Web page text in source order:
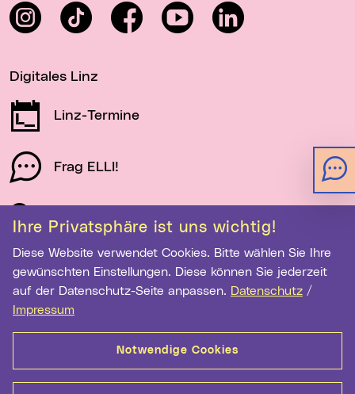
Ihre Privatsphäre ist uns wichtig!
Diese Website verwendet Cookies. Bitte wählen Sie Ihre
gewünschten Einstellungen. Diese können Sie jederzeit
auf der Datenschutz-Seite anpassen. Datenschutz /
Impressum
Notwendige Cookies
InstagramTikTok FacebookYouTube LinkedIn
Digitales Linz
Linz-Termine
Frag ELLI!
Schau auf Linz
Newsletter-Anmeldung
E-Mail-Adresse eingeben
Anmelden